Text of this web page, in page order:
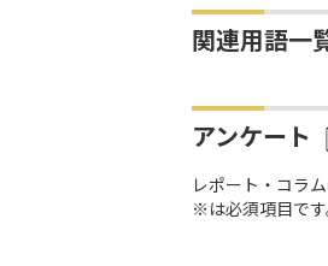
関連用語一
アンケート
レポート・コラ
※は必須項目です